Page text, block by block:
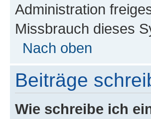
Administration
Missbrauch dieses
Nach oben
Beiträge
Wie schreibe ich